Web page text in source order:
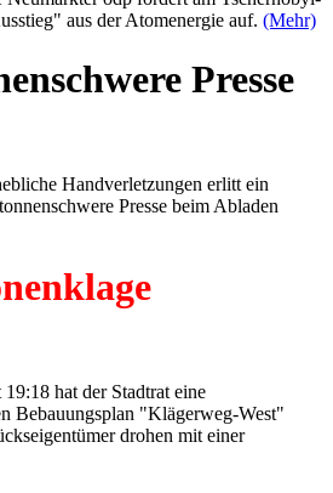
aus der Atomenergie auf. (Mehr)
Presse
Handverletzungen erlitt ein
Presse beim Abladen
hat der Stadtrat eine
Bebauungsplan "Klägerweg-West"
drohen mit einer